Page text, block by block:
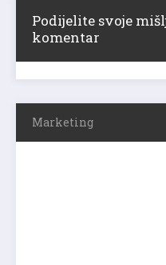
Podijelite svoje
komentar
Marketing